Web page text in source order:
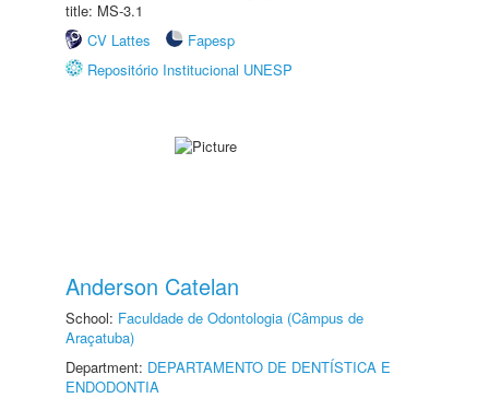
title: MS-3.1
CV Lattes
Fapesp
Repositório Institucional UNESP
Anderson Catelan
School: Faculdade de Odontologia (Câmpus de
Araçatuba)
Department: DEPARTAMENTO DE DENTÍSTICA E
ENDODONTIA